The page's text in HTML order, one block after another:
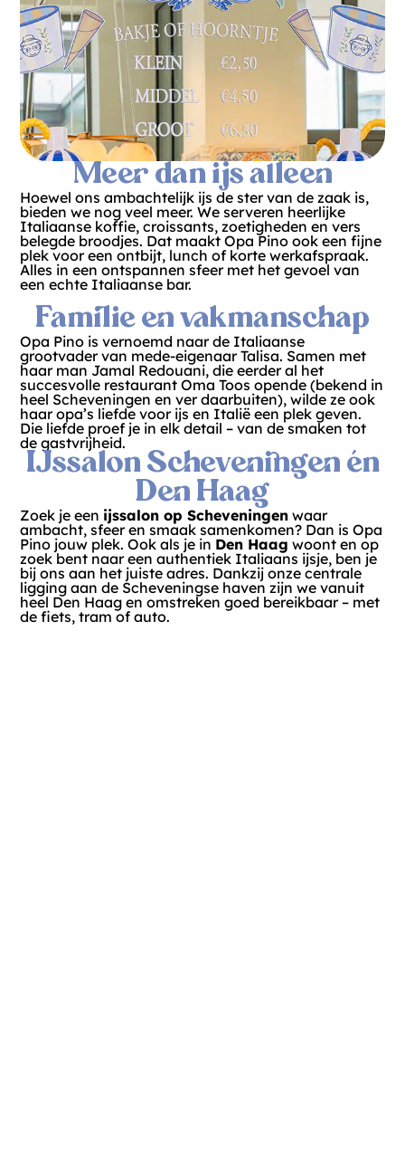
Meer dan ijs alleen
Hoewel ons ambachtelijk ijs de ster van de zaak is,
bieden we nog veel meer. We serveren heerlijke
Italiaanse koffie, croissants, zoetigheden en vers
belegde broodjes. Dat maakt Opa Pino ook een fijne
plek voor een ontbijt, lunch of korte werkafspraak.
Alles in een ontspannen sfeer met het gevoel van
een echte Italiaanse bar.
Familie en vakmanschap
Opa Pino is vernoemd naar de Italiaanse
grootvader van mede-eigenaar Talisa. Samen met
haar man Jamal Redouani, die eerder al het
succesvolle restaurant Oma Toos opende (bekend in
heel Scheveningen en ver daarbuiten), wilde ze ook
haar opa’s liefde voor ijs en Italië een plek geven.
Die liefde proef je in elk detail – van de smaken tot
de gastvrijheid.
IJssalon Scheveningen én
Den Haag
Zoek je een ijssalon op Scheveningenwaar
ambacht, sfeer en smaak samenkomen? Dan is Opa
Pino jouw plek. Ook als je in Den Haag woont en op
zoek bent naar een authentiek Italiaans ijsje, ben je
bij ons aan het juiste adres. Dankzij onze centrale
ligging aan de Scheveningse haven zijn we vanuit
heel Den Haag en omstreken goed bereikbaar – met
de fiets, tram of auto.